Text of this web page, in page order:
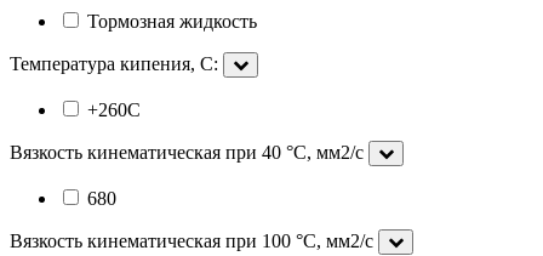
Тормозная жидкость
Температура кипения, С:
+260С
Вязкость кинематическая при 40 °С, мм2/с
680
Вязкость кинематическая при 100 °С, мм2/с